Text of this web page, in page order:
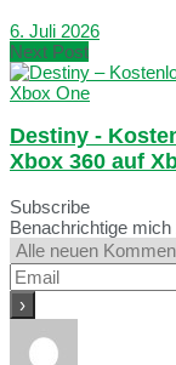
6. Juli 2026
Next Post
Destiny -
Xbox 360 auf
Subscribe
Benachrichtige mich